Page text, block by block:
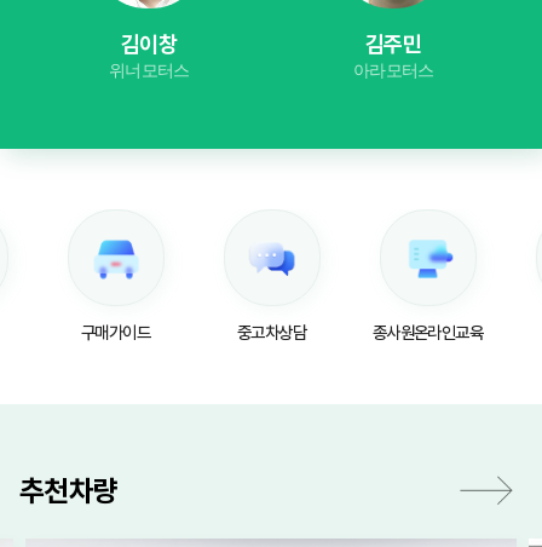
김이창
위너모터스
김주민
아라모터스
구매가이드 중고차상담 종사원온라인교육
추천차량